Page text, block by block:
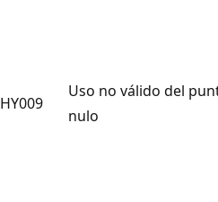
HY009
Uso no válido del
nulo